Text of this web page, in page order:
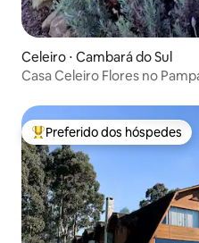
Celeiro ⋅ Cambará do Sul
Entre os melhores preferidos
Preferido dos hóspedes